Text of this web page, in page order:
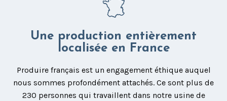
Une production entièrement
localisée en France
Produire français est un engagement éthique auquel
nous sommes profondément attachés. Ce sont plus de
230 personnes qui travaillent dans notre usine de